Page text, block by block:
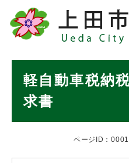
メニューを
軽自動車税納
求書
ページID：